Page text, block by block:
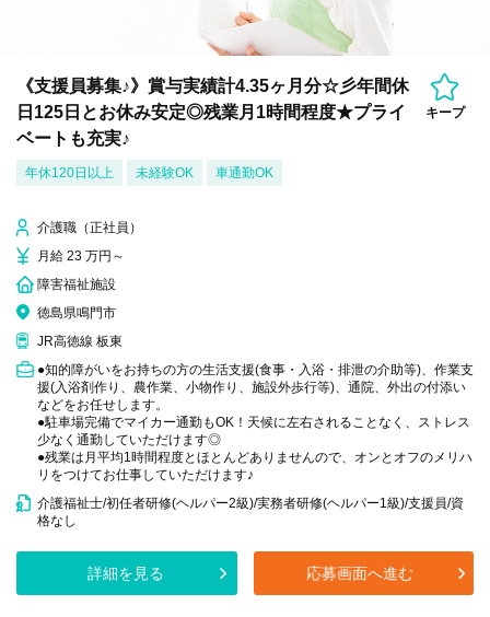
《支援員募集♪》賞与実績計4.35ヶ月分☆彡年間休
日125日とお休み安定◎残業月1時間程度★プライ
ベートも充実♪
キープ
年休120日以上 未経験OK 車通勤OK
介護職（正社員）
月給 23 万円～
障害福祉施設
徳島県鳴門市
JR高徳線 板東
●知的障がいをお持ちの方の生活支援(食事・入浴・排泄の介助等)、作業支
援(入浴剤作り、農作業、小物作り、施設外歩行等)、通院、外出の付添い
などをお任せします。
●駐車場完備でマイカー通勤もOK！天候に左右されることなく、ストレス
少なく通勤していただけます◎
●残業は月平均1時間程度とほとんどありませんので、オンとオフのメリハ
リをつけてお仕事していただけます♪
介護福祉士/初任者研修(ヘルパー2級)/実務者研修(ヘルパー1級)/支援員/資
格なし
詳細を見る 応募画面へ進む